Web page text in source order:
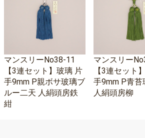
マンスリーNo38-11
【3連セット】玻璃 片
手9mm P親ボサ玻璃ブ
ルー二天 人絹頭房鉄
紺
マンスリー
【3連セット
手9mm P青苔
人絹頭房柳